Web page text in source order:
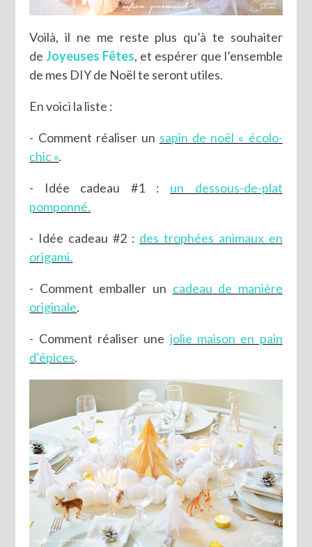
Voilà, il ne me reste plus qu’à te souhaiter
de Joyeuses Fêtes, et espérer que l’ensemble
de mes DIY de Noël te seront utiles.
En voici la liste :
- Comment réaliser un sapin de noël « écolo-
chic ».
- Idée cadeau #1 : un dessous-de-plat
pomponné.
- Idée cadeau #2 : des trophées animaux en
origami.
- Comment emballer un cadeau de manière
originale.
- Comment réaliser une jolie maison en pain
d’épices.